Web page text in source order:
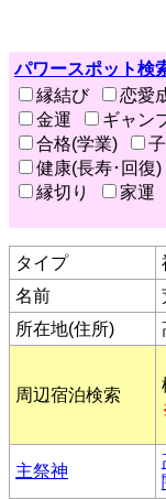
パワースポット検
縁結び
恋愛
金運
ギャン
合格(学業)
健康(長寿･回復)
縁切り
家運
タイプ
名前
所在地(住所)
周辺宿泊検索
主祭神